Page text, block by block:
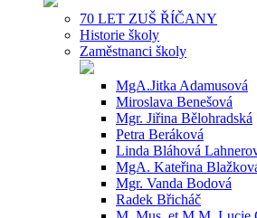
70 LET ZUŠ ŘÍČANY
Historie školy
Zaměstnanci školy
MgA.Jitka Adamusová
Miroslava Benešová
Mgr. Jiřina Bělohradská
Petra Beráková
Linda Bláhová
MgA. Kateřina
Mgr. Vanda Bodová
Radek Břicháč